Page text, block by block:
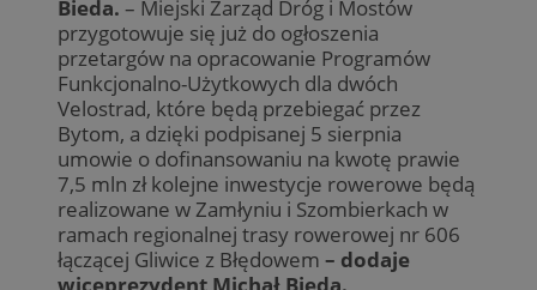
Bieda. – Miejski Zarząd Dróg i Mostów
przygotowuje się już do ogłoszenia
przetargów na opracowanie Programów
Funkcjonalno-Użytkowych dla dwóch
Velostrad, które będą przebiegać przez
Bytom, a dzięki podpisanej 5 sierpnia
umowie o dofinansowaniu na kwotę prawie
7,5 mln zł kolejne inwestycje rowerowe będą
realizowane w Zamłyniu i Szombierkach w
ramach regionalnej trasy rowerowej nr 606
łączącej Gliwice z Błędowem – dodaje
wiceprezydent Michał Bieda.